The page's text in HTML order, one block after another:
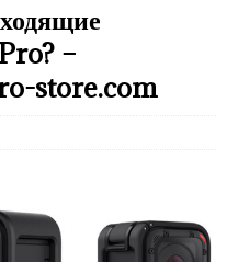
–
store.com